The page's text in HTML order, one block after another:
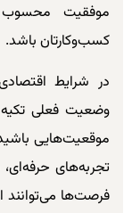
موفقیت
کسب‌وکارتان باشد.
در شرایط
وضعیت فعلی
موقعیت‌هایی
تجربه‌های
فرصت‌ها می‌توانند